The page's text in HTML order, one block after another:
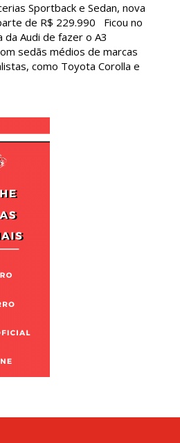
Sportback e Sedan, nova
de R$ 229.990 Ficou no
Audi de fazer o A3
sedãs médios de marcas
como Toyota Corolla e